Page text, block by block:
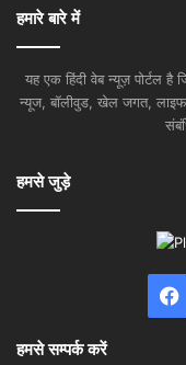
हमारे बारे में
यह एक हिंदी वेब न्यूज़ पोर्टल है
न्यूज, बॉलीवुड, खेल जगत,
हमसे जुड़े
हमसे सम्पर्क करें